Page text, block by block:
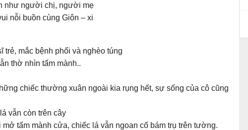
như người chị, người mẹ
nỗi buồn cùng Giôn – xi
trẻ, mắc bệnh phổi và nghèo túng
thờ nhìn tấm mành..
chiếc thường xuân ngoài kia rụng hết, sự sống của cô cũng
vẫn còn trên cây
mở tấm mành cửa, chiếc lá vẫn ngoan cố bám trụ trên tường.